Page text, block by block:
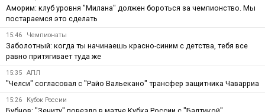
Аморим: клуб уровня "Милана" должен бороться за чемпионство. Мы
постараемся это сделать
15:46 Чемпионаты
Заболотный: когда ты начинаешь красно-синим с детства, тебя все
равно притягивает туда же
15:35 АПЛ
"Челси" согласовал с "Райо Вальекано" трансфер защитника Чаварриа
15:26 Кубок России